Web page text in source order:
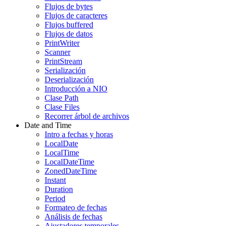
Flujos de bytes
Flujos de caracteres
Flujos buffered
Flujos de datos
PrintWriter
Scanner
PrintStream
Serialización
Deserialización
Introducción a NIO
Clase Path
Clase Files
Recorrer árbol de archivos
Date and Time
Intro a fechas y horas
LocalDate
LocalTime
LocalDateTime
ZonedDateTime
Instant
Duration
Period
Formateo de fechas
Análisis de fechas